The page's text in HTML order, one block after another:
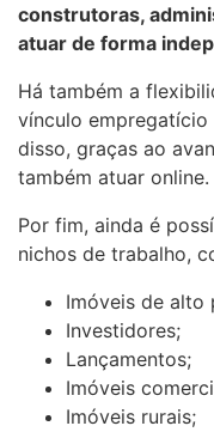
construtoras,
atuar de forma
Há também a
vínculo empregatício
disso, graças ao
também atuar online.
Por fim, ainda é
nichos de trabalho,
Imóveis de alto
Investidores;
Lançamentos;
Imóveis
Imóveis rurais;